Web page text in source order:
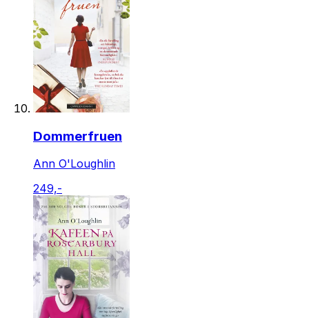
Dommerfruen
Ann O'Loughlin
249,-